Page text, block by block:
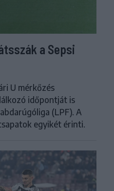
a Sepsi
U mérkőzés
időpontját is
(LPF). A
egyikét érinti.